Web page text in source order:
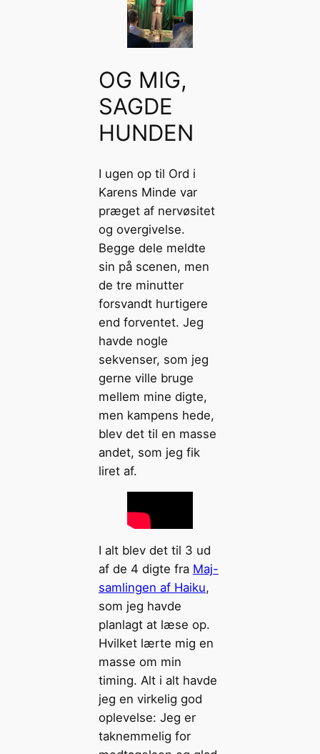
OG MIG,
SAGDE
HUNDEN
I ugen op til Ord i
Karens Minde var
præget af nervøsitet
og overgivelse.
Begge dele meldte
sin på scenen, men
de tre minutter
forsvandt hurtigere
end forventet. Jeg
havde nogle
sekvenser, som jeg
gerne ville bruge
mellem mine digte,
men kampens hede,
blev det til en masse
andet, som jeg fik
liret af.
I alt blev det til 3 ud
af de 4 digte fra Maj-
samlingen af Haiku,
som jeg havde
planlagt at læse op.
Hvilket lærte mig en
masse om min
timing. Alt i alt havde
jeg en virkelig god
oplevelse: Jeg er
taknemmelig for